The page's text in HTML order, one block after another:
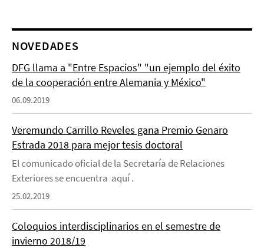
NOVEDADES
DFG llama a "Entre Espacios" "un ejemplo del éxito
de la cooperación entre Alemania y México"
06.09.2019
Veremundo Carrillo Reveles gana Premio Genaro
Estrada 2018 para mejor tesis doctoral
El comunicado oficial de la Secretaría de Relaciones
Exteriores se encuentra aquí .
25.02.2019
Coloquios interdisciplinarios en el semestre de
invierno 2018/19